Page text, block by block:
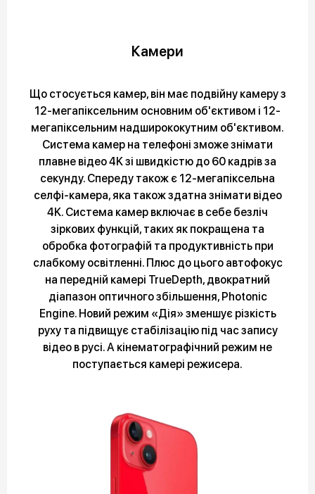
Камери
Що стосується камер, він має подвійну камеру з
12-мегапіксельним основним об'єктивом і 12-
мегапіксельним надширококутним об'єктивом.
Система камер на телефоні зможе знімати
плавне відео 4K зі швидкістю до 60 кадрів за
секунду. Спереду також є 12-мегапіксельна
селфі-камера, яка також здатна знімати відео
4K. Система камер включає в себе безліч
зіркових функцій, таких як покращена та
обробка фотографій та продуктивність при
слабкому освітленні. Плюс до цього автофокус
на передній камері TrueDepth, двократний
діапазон оптичного збільшення, Photonic
Engine. Новий режим «Дія» зменшує різкість
руху та підвищує стабілізацію під час запису
відео в русі. А кінематографічний режим не
поступається камері режисера.